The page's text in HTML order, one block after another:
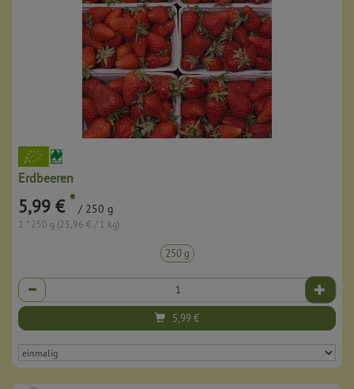
Erdbeeren
5,99 € * / 250 g
1 * 250 g (23,96 € / 1 kg)
250 g
Anzahl
5,99€